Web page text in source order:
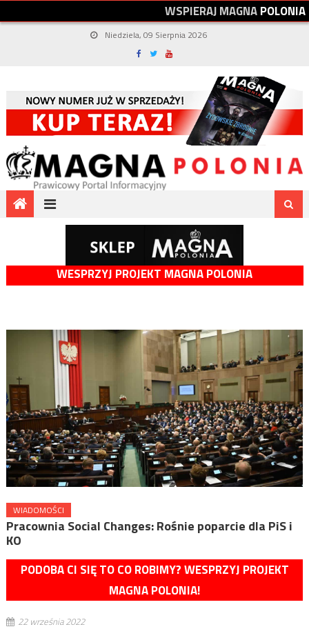
WSPIERAJMAGNAPOLONIA
Niedziela, 09 Sierpnia 2026
WESPRZYJ PROJEKT MAGNA POLONIA
WIADOMOŚCI
Pracownia Social Changes: Rośnie poparcie dla PiS i
KO
PODOBA CI SIĘ TO CO ROBIMY? WESPRZYJ PROJEKT
MAGNA POLONIA!
22 września 2022